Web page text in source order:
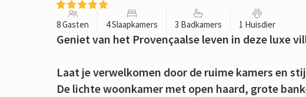
8 Gasten 4 Slaapkamers 3 Badkamers 1 Huisdier
Geniet van het Provençaalse leven in deze luxe
Laat je verwelkomen door de ruime kamers en
De lichte woonkamer met open haard, grote